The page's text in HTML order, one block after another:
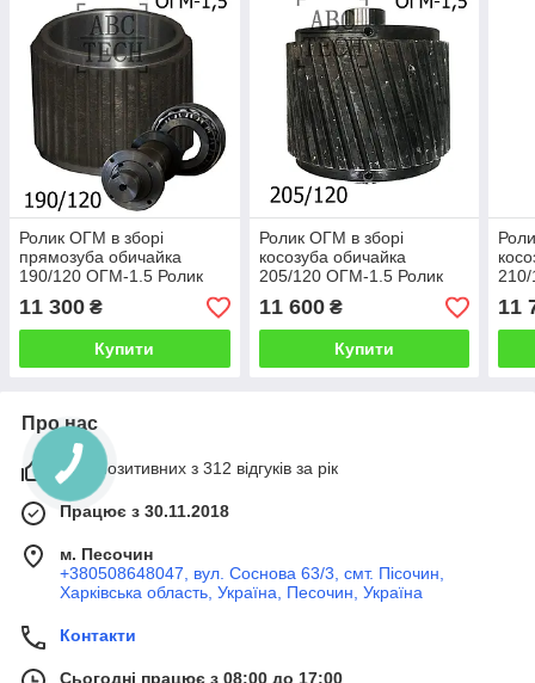
Ролик ОГМ в зборі
прямозуба обичайка
190/120 ОГМ-1.5 Ролик
прес-гранулятора ОГМ
1,5 Широкий ролик з
прямим зубом
11 300 ₴
Купити
Ролик ОГМ в зборі
косозуба обичайка
205/120 ОГМ-1.5 Ролик
прес-гранулятора ОГМ
1,5 Широкий ролик з
косим зубом
11 600₴
Купити
1,5
11
Про нас
99% позитивних з 312 відгуків за рік
Працює з 30.11.2018
м. Песочин
+380508648047, вул. Соснова 63/3, смт. Пісочин,
Харківська область, Україна, Песочин, Україна
Контакти
Сьогодні працює з 08:00 до 17:00